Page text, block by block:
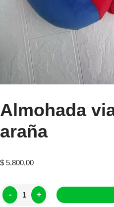
Almohada
araña
$ 5.800,00
- +